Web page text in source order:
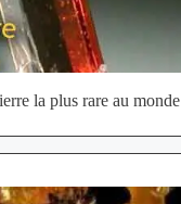
la plus rare au monde